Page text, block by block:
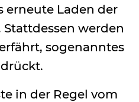
erneute Laden der
werden
sogenanntes
in der Regel vom